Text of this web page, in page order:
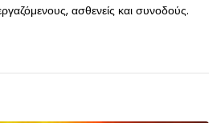
ασθενείς και συνοδούς.